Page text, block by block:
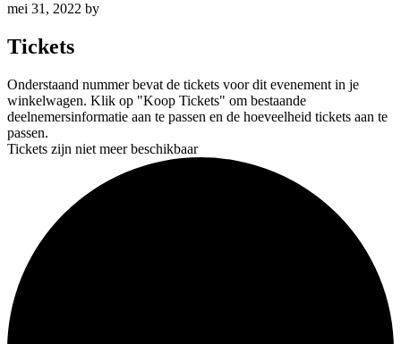
mei 31, 2022 by
Tickets
Onderstaand nummer bevat de tickets voor dit evenement in je
winkelwagen. Klik op "Koop Tickets" om bestaande
deelnemersinformatie aan te passen en de hoeveelheid tickets aan te
passen.
Tickets zijn niet meer beschikbaar